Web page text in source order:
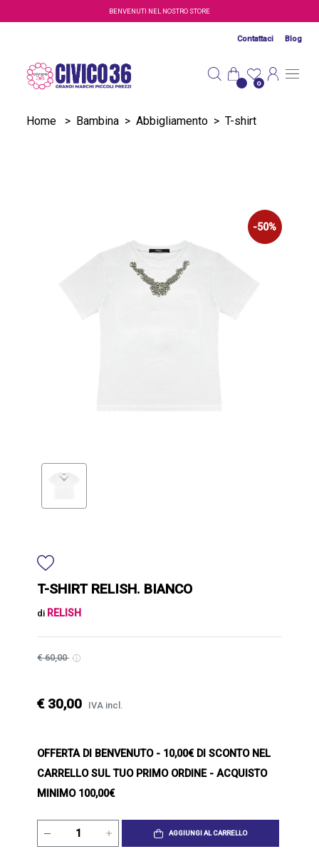
Salta al contenuto principaleBENVENUTI NEL NOSTRO STORE
Contattaci Blog
0
Home > Bambina > Abbigliamento > T-shirt
-50%
T-SHIRT RELISH. BIANCO
di RELISH
€ 60,00
€ 30,00 IVA incl.
OFFERTA DI BENVENUTO- 10,00€ DI SCONTO NEL
CARRELLO SUL TUO PRIMO ORDINE - ACQUISTO
MINIMO 100,00€
AGGIUNGI AL CARRELLO